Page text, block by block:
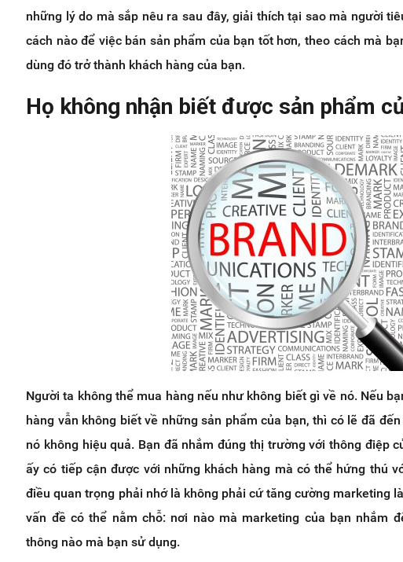
những lý do mà sắp nêu ra sau đây, giải thích tại sao mà người
cách nào để việc bán sản phẩm của bạn tốt hơn, theo cách mà
dùng đó trở thành khách hàng của bạn.
Họ không nhận biết được sản phẩm
Người ta không thể mua hàng nếu như không biết gì về nó. Nếu
hàng vẫn không biết về những sản phẩm của bạn, thì có lẽ đã
nó không hiệu quả. Bạn đã nhắm đúng thị trường với thông điệp
ấy có tiếp cận được với những khách hàng mà có thể hứng thú
điều quan trọng phải nhớ là không phải cứ tăng cường marketing
vấn đề có thể nằm chỗ: nơi nào mà marketing của bạn nhắm
thông nào mà bạn sử dụng.